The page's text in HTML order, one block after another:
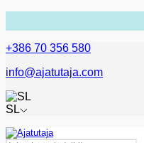
+386 70 356 580
info@ajatutaja.com
SL